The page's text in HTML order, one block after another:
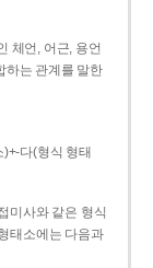
체언, 어근, 용언
하는 관계를 말한
다(형식 형태
미사와 같은 형식
태소에는 다음과